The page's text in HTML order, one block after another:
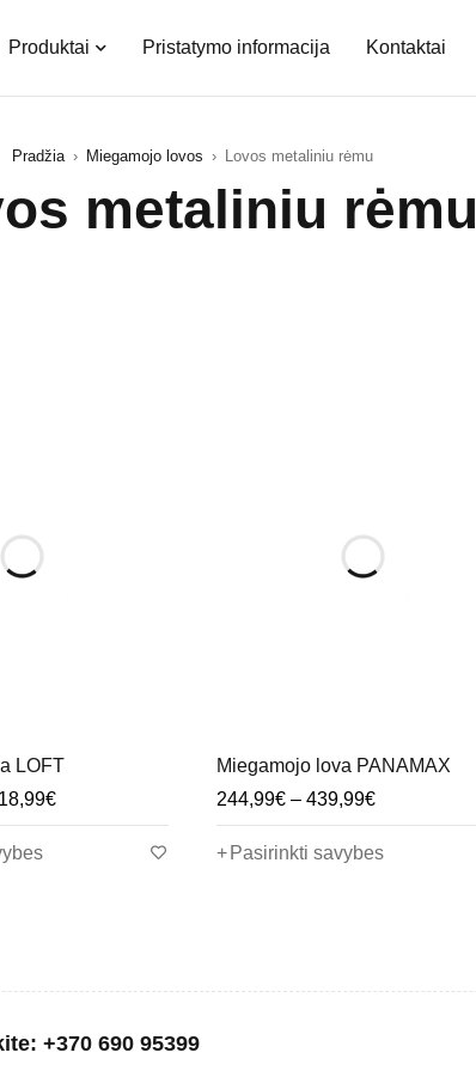
Produktai Pristatymo informacija Kontaktai
Pradžia › Miegamojo lovos › Lovos metaliniu rėmu
metaliniu rėmu
LOFT
€
Miegamojo lova PANAMAX
244,99€ – 439,99€
Pasirinkti savybes
+370 690 95399